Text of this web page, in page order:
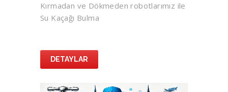
Kırmadan ve Dökmeden robotlarımız ile
Su Kaçağı Bulma
DETAYLAR